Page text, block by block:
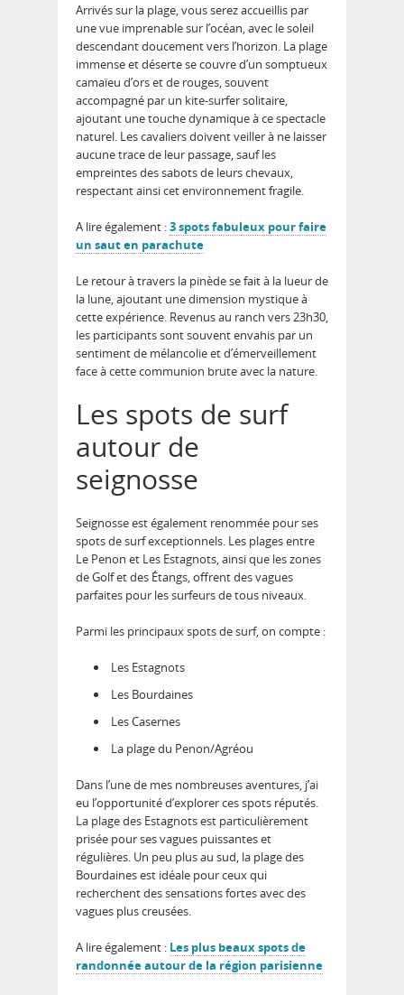
Arrivés sur la plage, vous serez accueillis par
une vue imprenable sur l’océan, avec lesoleil
descendant doucement vers l’horizon. La plage
immense et déserte se couvre d’un somptueux
camaïeu d’ors et de rouges, souvent
accompagné par un kite-surfer solitaire,
ajoutant une touche dynamique à ce spectacle
naturel. Les cavaliers doivent veiller à ne laisser
aucune trace de leur passage, sauf les
empreintes des sabots de leurs chevaux,
respectant ainsi cet environnement fragile.
A lire également :3 spots fabuleux pour faire
un saut en parachute
Le retour à travers la pinède se fait à la lueur de
la lune, ajoutant une dimension mystique à
cette expérience. Revenus au ranch vers 23h30,
les participants sont souvent envahis par un
sentiment de mélancolie et d’émerveillement
face à cette communion brute avec la nature.
Les spots de surf
autour de
seignosse
Seignosse est également renommée pour ses
spots de surf exceptionnels. Les plages entre
Le Penon et Les Estagnots, ainsi que les zones
de Golf et des Étangs, offrent des vagues
parfaites pour les surfeurs de tous niveaux.
Parmi les principaux spots de surf, on compte :
Les Estagnots
Les Bourdaines
Les Casernes
La plage du Penon/Agréou
Dans l’une de mes nombreuses aventures, j’ai
eu l’opportunité d’explorer ces spots réputés.
La plage des Estagnots est particulièrement
prisée pour ses vagues puissantes et
régulières. Un peu plus au sud, la plage des
Bourdaines est idéale pour ceux qui
recherchent des sensations fortes avec des
vagues plus creusées.
A lire également : Les plus beaux spots de
randonnée autour de la région parisienne